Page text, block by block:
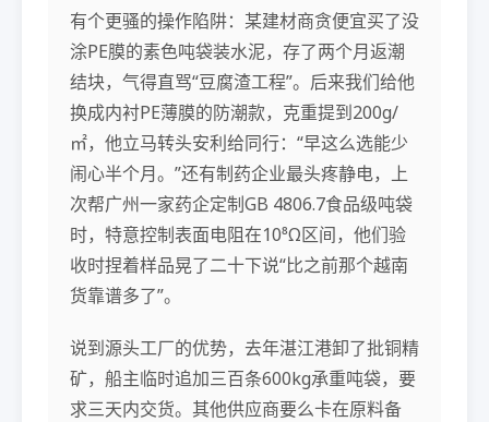
有个更骚的操作陷阱：某建材商贪便宜买了没
涂PE膜的素色吨袋装水泥，存了两个月返潮
结块，气得直骂“豆腐渣工程”。后来我们给他
换成内衬PE薄膜的防潮款，克重提到200g/
㎡，他立马转头安利给同行：“早这么选能少
闹心半个月。”还有制药企业最头疼静电，上
次帮广州一家药企定制GB 4806.7食品级吨袋
时，特意控制表面电阻在10⁸Ω区间，他们验
收时捏着样品晃了二十下说“比之前那个越南
货靠谱多了”。
说到源头工厂的优势，去年湛江港卸了批铜精
矿，船主临时追加三百条600kg承重吨袋，要
求三天内交货。其他供应商要么卡在原料备